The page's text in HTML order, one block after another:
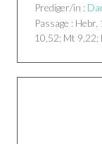
Prediger/in :
Passage : Hebr.
10,52; Mt 9,22;